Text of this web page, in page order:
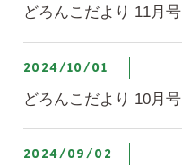
どろんこだより 11月号
2024/10/01
どろんこだより 10月号
2024/09/02